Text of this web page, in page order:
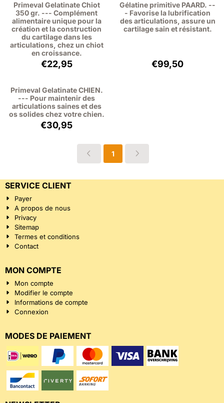
Primeval Gelatinate Chiot
350 gr. --- Complément
alimentaire unique pour la
création et la construction
du cartilage dans les
articulations, chez un chiot
en croissance.
Prix: 22,95, hors TVA : 18,97
€22,95
Gélatine primitive PAARD. --
- Favorise la lubrification
des articulations, assure un
cartilage sain et résistant.
Prix: 99,50, hors
€99,50
Primeval Gelatinate CHIEN.
--- Pour maintenir des
articulations saines et des
os solides chez votre chien.
Prix: 30,95, hors TVA : 25,58
€30,95
1
SERVICE CLIENT
Payer
A propos de nous
Privacy
Sitemap
Termes et conditions
Contact
MON COMPTE
Mon compte
Modifier le compte
Informations de compte
Connexion
MODES DE PAIEMENT